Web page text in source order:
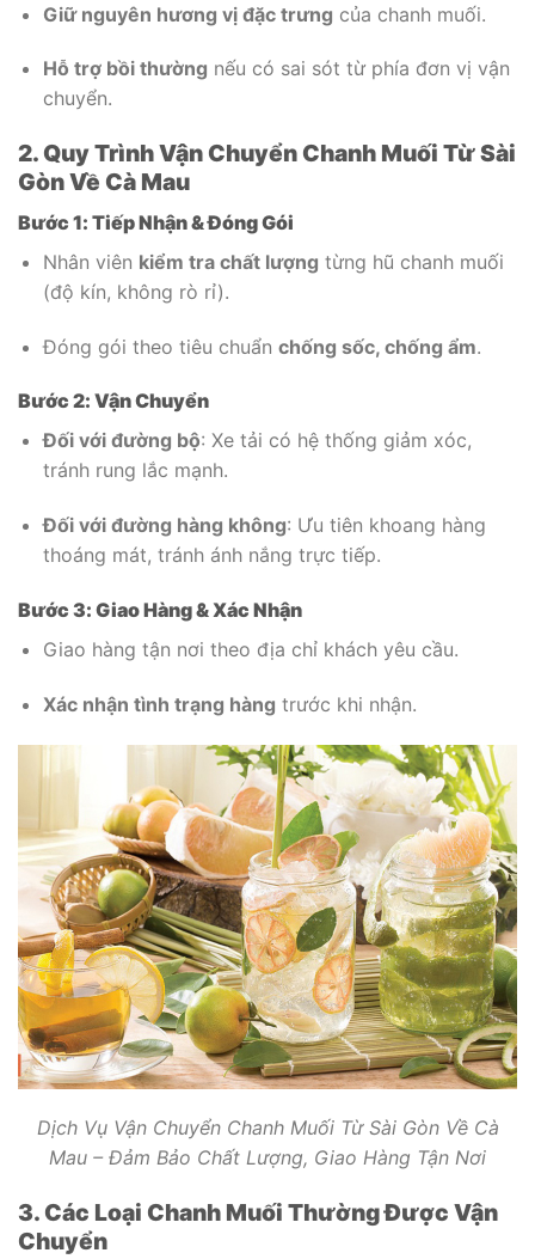
Giữ nguyên hương vị đặc trưng của chanh muối.
Hỗ trợ bồi thường nếu có sai sót từ phía đơn vị vận
chuyển.
2. Quy Trình Vận Chuyển Chanh Muối Từ Sài
Gòn Về Cà Mau
Bước 1: Tiếp Nhận & Đóng Gói
Nhân viên kiểm tra chất lượng từng hũ chanh muối
(độ kín, không rò rỉ).
Đóng gói theo tiêu chuẩn chống sốc, chống ẩm.
Bước 2: Vận Chuyển
Đối với đường bộ: Xe tải có hệ thống giảm xóc,
tránh rung lắc mạnh.
Đối với đường hàng không: Ưu tiên khoang hàng
thoáng mát, tránh ánh nắng trực tiếp.
Bước 3: Giao Hàng & Xác Nhận
Giao hàng tận nơi theo địa chỉ khách yêu cầu.
Xác nhận tình trạng hàng trước khi nhận.
Dịch Vụ Vận Chuyển Chanh Muối Từ Sài Gòn Về Cà
Mau – Đảm Bảo Chất Lượng, Giao Hàng Tận Nơi
3. Các Loại Chanh Muối Thường Được Vận
Chuyển